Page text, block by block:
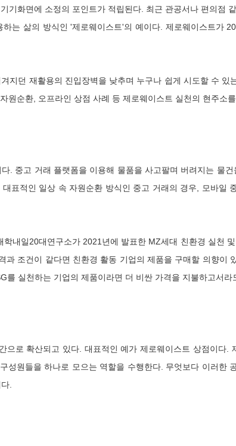
기화면에 소정의 포인트가 적립된다. 최근 관공서나 편의점
는 삶의 방식인 '제로웨이스트'의 예이다. 제로웨이스트가
지던 재활용의 진입장벽을 낮추며 누구나 쉽게 시도할 수 있
원순환, 오프라인 상점 사례 등 제로웨이스트 실천의 현주소
. 중고 거래 플랫폼을 이용해 물품을 사고팔며 버려지는 물
표적인 일상 속 자원순환 방식인 중고 거래의 경우, 모바일
내일20대연구소가 2021년에 발표한 MZ세대 친환경 실천
조건이 같다면 친환경 활동 기업의 제품을 구매할 의향이
실천하는 기업의 제품이라면 더 비싼 가격을 지불하고서
로 확산되고 있다. 대표적인 예가 제로웨이스트 상점이다.
성원들을 하나로 모으는 역할을 수행한다. 무엇보다 이러한
.